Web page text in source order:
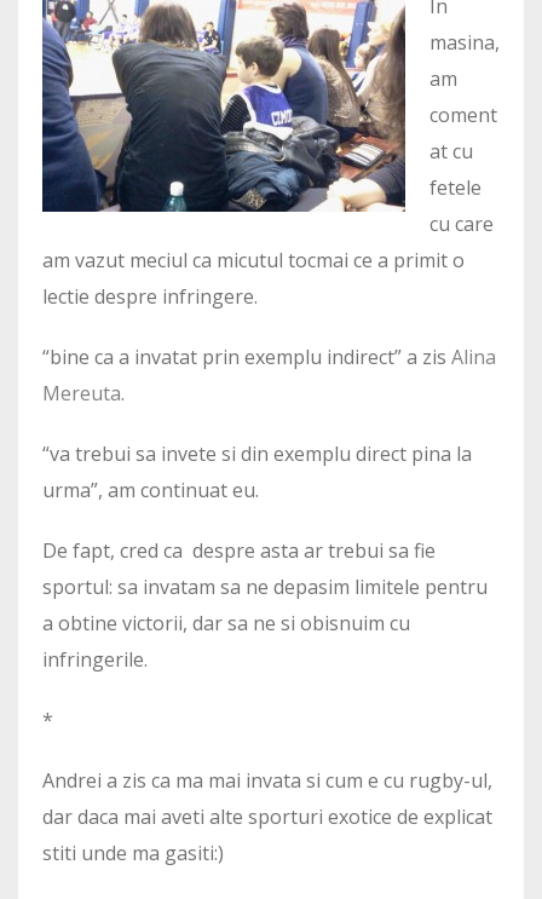
In
masina,
am
coment
at cu
fetele
cu care
am vazut meciul ca micutul tocmai ce a primit o
lectie despre infringere.
“bine ca a invatat prin exemplu indirect” a zis Alina
Mereuta.
“va trebui sa invete si din exemplu direct pina la
urma”, am continuat eu.
De fapt, cred ca despre asta ar trebui sa fie
sportul: sa invatam sa ne depasim limitele pentru
a obtine victorii, dar sa ne si obisnuim cu
infringerile.
*
Andrei a zis ca ma mai invata si cum e cu rugby-ul,
dar daca mai aveti alte sporturi exotice de explicat
stiti unde ma gasiti:)